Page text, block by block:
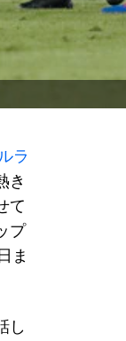
ラ
き
て
プ
ま
し